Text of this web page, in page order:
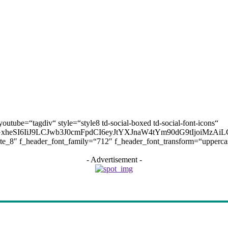
style=“style8 td-social-boxed td-social-font-icons“
f_header_font_family=“712″
- Advertisement -